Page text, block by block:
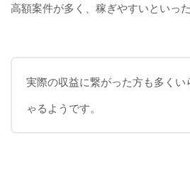
高額案件が多く、稼ぎやすいといった
実際の収益に繋がった方も多くい
ゃるようです。